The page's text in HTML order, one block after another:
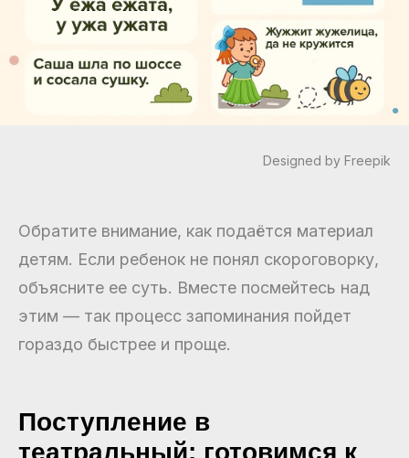
Designed by Freepik
Обратите внимание, как подаётся материал
детям. Если ребенок не понял скороговорку,
объясните ее суть. Вместе посмейтесь над
этим — так процесс запоминания пойдет
гораздо быстрее и проще.
Поступление в
театральный: готовимся к